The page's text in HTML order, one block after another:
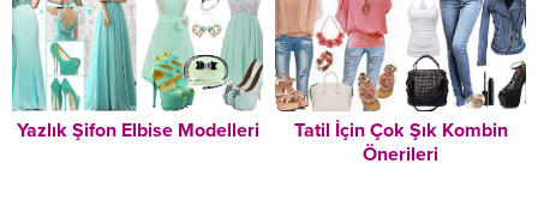
Yazlık Şifon Elbise Modelleri
Tatil İçin Çok Şık Kombin
Önerileri